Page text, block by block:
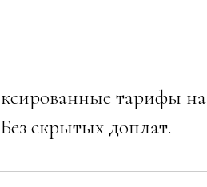
тарифы на
скрытых доплат.